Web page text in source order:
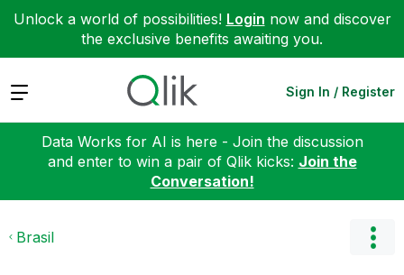
Unlock a world of possibilities! Login now and discover
the exclusive benefits awaiting you.
Expand Sign In / Register
Data Works for AI is here - Join the discussion
and enter to win a pair of Qlik kicks: Join the
Conversation!
Brasil